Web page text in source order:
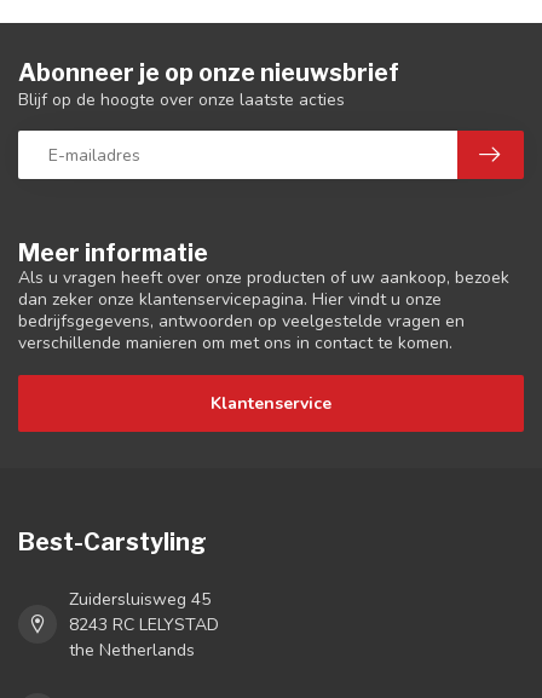
Meer informatie
Als u vragen heeft over onze producten of uw aankoop, bezoek
dan zeker onze klantenservicepagina. Hier vindt u onze
bedrijfsgegevens, antwoorden op veelgestelde vragen en
verschillende manieren om met ons in contact te komen.
Klantenservice
Abonneer je op onze nieuwsbrief
Blijf op de hoogte over onze laatste acties
Best-Carstyling
Zuidersluisweg 45
8243 RC LELYSTAD
the Netherlands